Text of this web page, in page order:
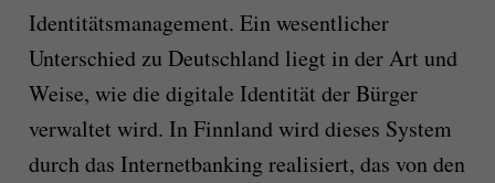
Identitätsmanagement. Ein wesentlicher
Unterschied zu Deutschland liegt in der Art und
Weise, wie die digitale Identität der Bürger
verwaltet wird. In Finnland wird dieses System
durch das Internetbanking realisiert, das von den